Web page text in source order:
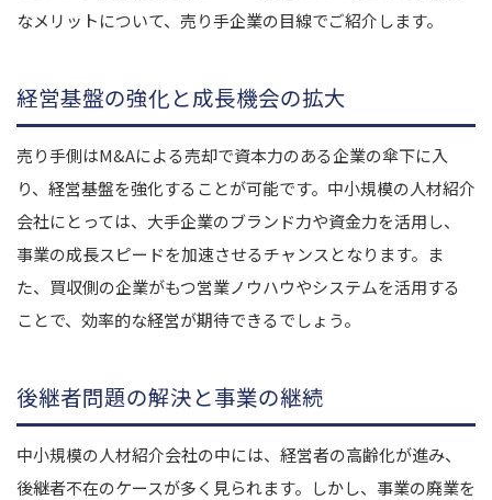
なメリットについて、売り手企業の目線でご紹介します。
経営基盤の強化と成長機会の拡大
売り手側はM&Aによる売却で資本力のある企業の傘下に入
り、経営基盤を強化することが可能です。中小規模の人材紹介
会社にとっては、大手企業のブランド力や資金力を活用し、
事業の成長スピードを加速させるチャンスとなります。ま
た、買収側の企業がもつ営業ノウハウやシステムを活用する
ことで、効率的な経営が期待できるでしょう。
後継者問題の解決と事業の継続
中小規模の人材紹介会社の中には、経営者の高齢化が進み、
後継者不在のケースが多く見られます。しかし、事業の廃業を